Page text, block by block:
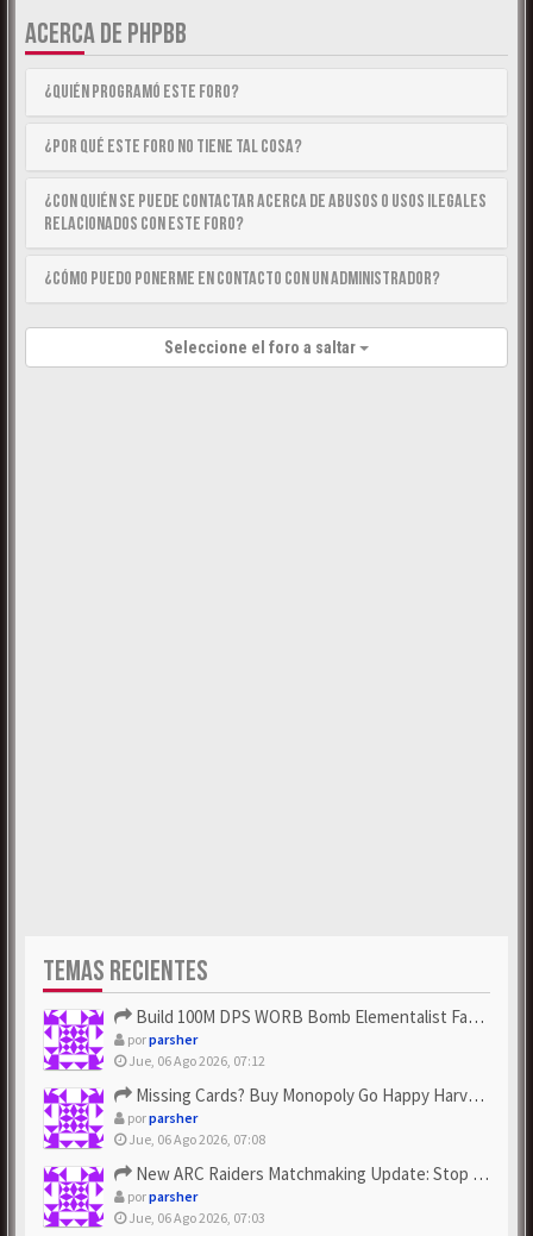
ACERCA DE PHPBB
¿Quién programó este foro?
¿Por qué este foro no tiene tal cosa?
¿Con quién se puede contactar acerca de abusos o usos ilegales
relacionados con este foro?
¿Cómo puedo ponerme en contacto con un Administrador?
Seleccione el foro a saltar
TEMAS RECIENTES
Build 100M DPS WORB Bomb Elementalist Fast - Grab POE Curren...
porparsher
Jue, 06 Ago 2026, 07:12
Missing Cards? Buy Monopoly Go Happy Harvest with Looney Tun...
porparsher
Jue, 06 Ago 2026, 07:08
New ARC Raiders Matchmaking Update: Stop Failed - Grab Bluep...
porparsher
Jue, 06 Ago 2026, 07:03